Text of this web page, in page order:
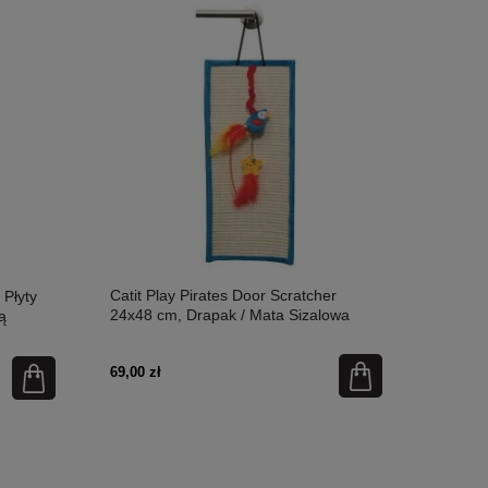
dostępności
Catit Play Pirates Door Scratcher
24x48 cm, Drapak / Mata Sizalowa
69,00 zł